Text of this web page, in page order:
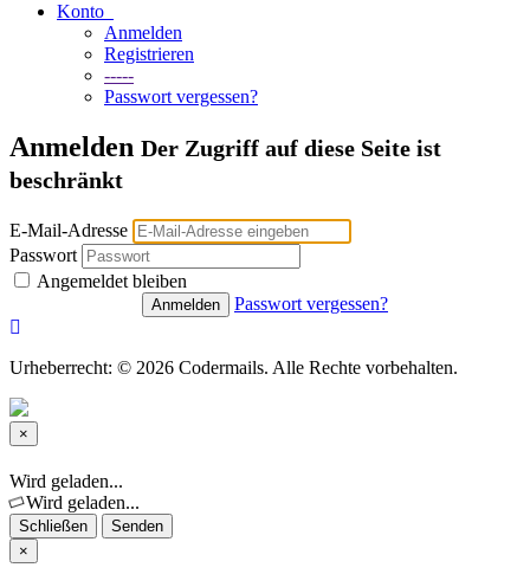
Konto
Anmelden
Registrieren
-----
Passwort vergessen?
Anmelden Der Zugriff auf diese Seite ist
beschränkt
E-Mail-Adresse
Passwort
Angemeldet bleiben
Passwort vergessen?
Urheberrecht: © 2026 Codermails. Alle Rechte vorbehalten.
×
Schließen
Wird geladen...
Wird geladen...
Schließen
Senden
×